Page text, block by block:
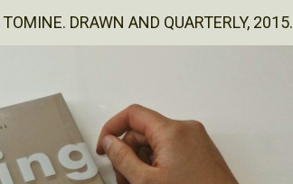
DRAWN AND QUARTERLY, 2015.